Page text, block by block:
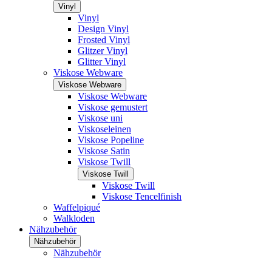
Vinyl
Vinyl
Design Vinyl
Frosted Vinyl
Glitzer Vinyl
Glitter Vinyl
Viskose Webware
Viskose Webware
Viskose Webware
Viskose gemustert
Viskose uni
Viskoseleinen
Viskose Popeline
Viskose Satin
Viskose Twill
Viskose Twill
Viskose Twill
Viskose Tencelfinish
Waffelpiqué
Walkloden
Nähzubehör
Nähzubehör
Nähzubehör